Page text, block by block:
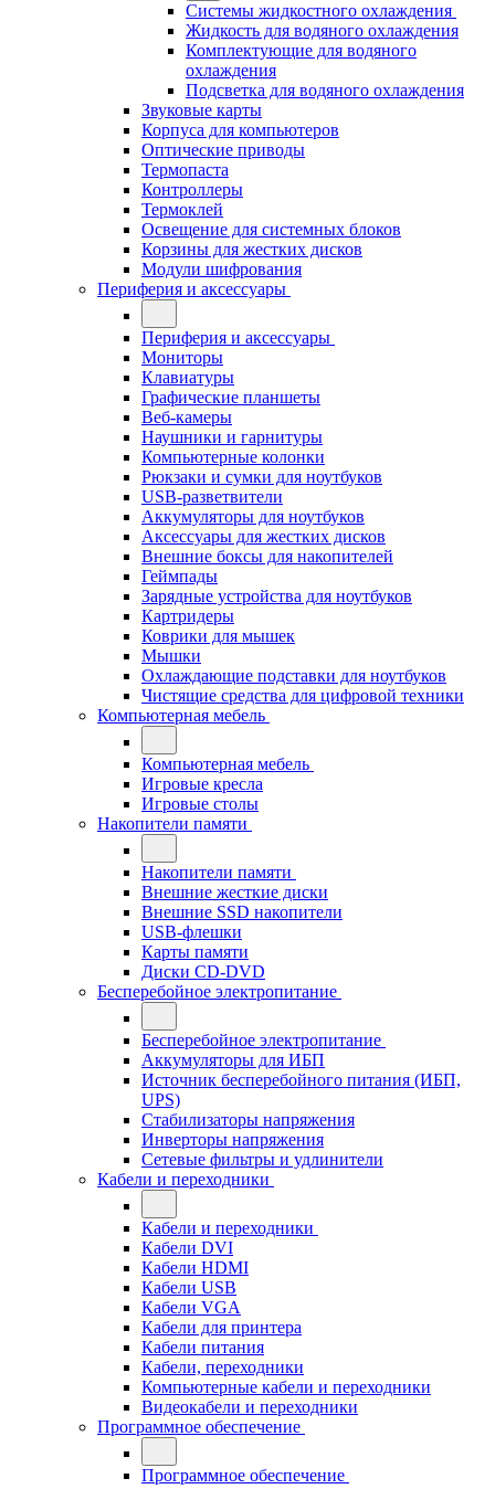
Системы жидкостного охлаждения
Жидкость для водяного охлаждения
Комплектующие для водяного
охлаждения
Подсветка для водяного охлаждения
Звуковые карты
Корпуса для компьютеров
Оптические приводы
Термопаста
Контроллеры
Термоклей
Освещение для системных блоков
Корзины для жестких дисков
Модули шифрования
Периферия и аксессуары
Периферия и аксессуары
Мониторы
Клавиатуры
Графические планшеты
Веб-камеры
Наушники и гарнитуры
Компьютерные колонки
Рюкзаки и сумки для ноутбуков
USB-разветвители
Аккумуляторы для ноутбуков
Аксессуары для жестких дисков
Внешние боксы для накопителей
Геймпады
Зарядные устройства для ноутбуков
Картридеры
Коврики для мышек
Мышки
Охлаждающие подставки для ноутбуков
Чистящие средства для цифровой техники
Компьютерная мебель
Компьютерная мебель
Игровые кресла
Игровые столы
Накопители памяти
Накопители памяти
Внешние жесткие диски
Внешние SSD накопители
USB-флешки
Карты памяти
Диски CD-DVD
Бесперебойное электропитание
Бесперебойное электропитание
Аккумуляторы для ИБП
Источник бесперебойного питания (ИБП,
UPS)
Стабилизаторы напряжения
Инверторы напряжения
Сетевые фильтры и удлинители
Кабели и переходники
Кабели и переходники
Кабели DVI
Кабели HDMI
Кабели USB
Кабели VGA
Кабели для принтера
Кабели питания
Кабели, переходники
Компьютерные кабели и переходники
Видеокабели и переходники
Программное обеспечение
Программное обеспечение